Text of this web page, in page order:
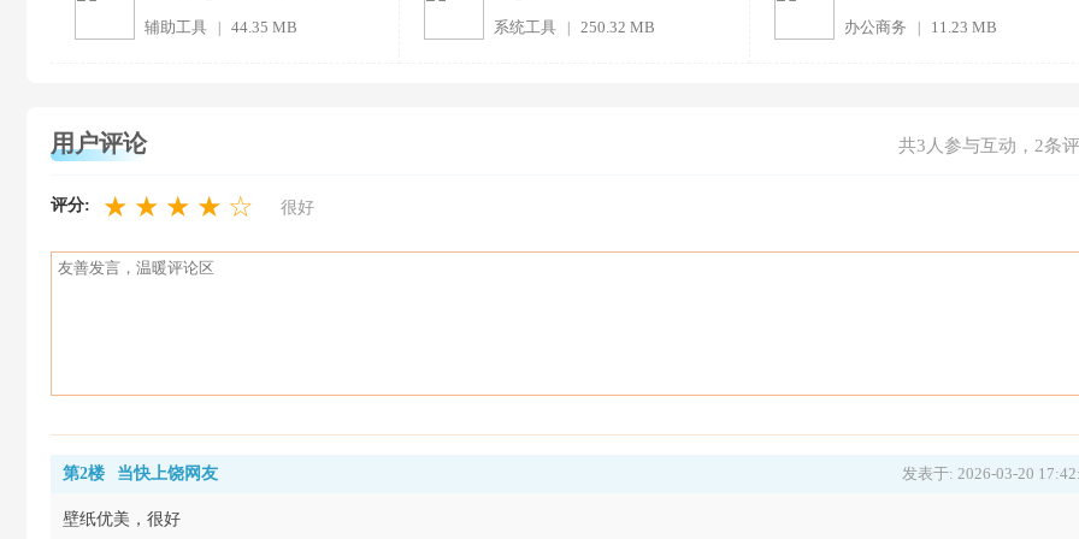
辅助工具 | 44.35 MB 系统工具 | 250.32 MB 办公商务 | 11.23 MB
用户评论 共3 人参与互动，2条
评分: ★ ★ ★ ★ ☆ 很好
第2楼 当快上饶网友 发表于: 2026-03-20
壁纸优美，很好